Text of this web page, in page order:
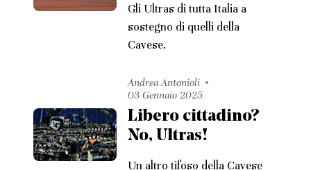
Gli Ultras di tutta Italia a
sostegno di quelli della
Cavese.
Andrea Antonioli
03 Gennaio 2025
Libero cittadino?
No, Ultras!
Un altro tifoso della Cavese